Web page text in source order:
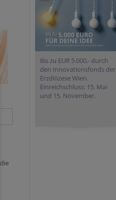
Bis zu EUR 5.000,- durch
den Innovationsfonds der
Erzdiözese Wien.
Einreichschluss: 15. Mai
und 15. November.